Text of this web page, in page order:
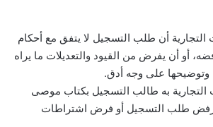
التجارية أن طلب التسجيل لا يتفق مع أحكام
أو أن يفرض من القيود والتعديلات ما يراه
وتوضيحها على وجه أدق.
التجارية به طالب التسجيل بكتاب موصى
رفض طلب التسجيل أو فرض اشتراطات